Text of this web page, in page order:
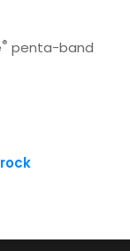
® penta-band